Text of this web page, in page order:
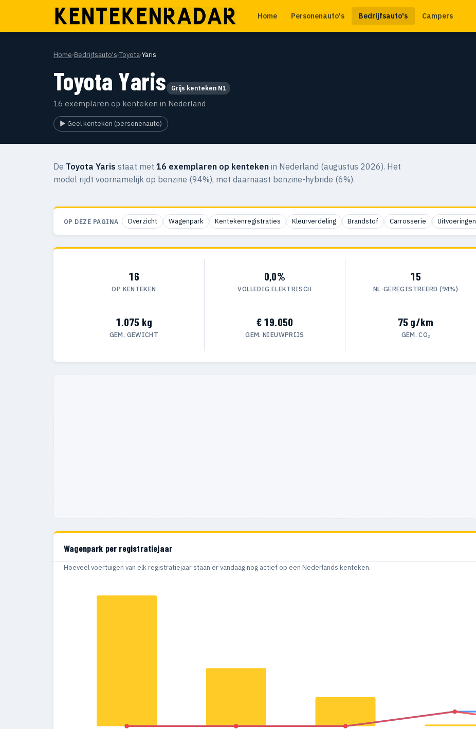
Home Personenauto's Bedrijfsauto's Campers
Home›Bedrijfsauto's›Toyota›Yaris
Toyota Yaris Grijs kenteken N1
16 exemplaren op kenteken in Nederland
▶ Geel kenteken (personenauto)
De Toyota Yaris staat met 16 exemplaren op kenteken in Nederland (augustus 2026). Het
model rijdt voornamelijk op benzine (94%), met daarnaast benzine-hybride (6%).
OP DEZE PAGINA Overzicht Wagenpark Kentekenregistraties Kleurverdeling Brandstof Carrosserie Uitvoeringen
16
OP KENTEKEN
0,0%
VOLLEDIG ELEKTRISCH
15
NL-GEREGISTREERD (94%)
1.075 kg
GEM. GEWICHT
€ 19.050
GEM. NIEUWPRIJS
75 g/km
GEM. CO₂
Wagenpark per registratiejaar
Hoeveel voertuigen van elk registratiejaar staan er vandaag nog actief op een Nederlands kenteken.